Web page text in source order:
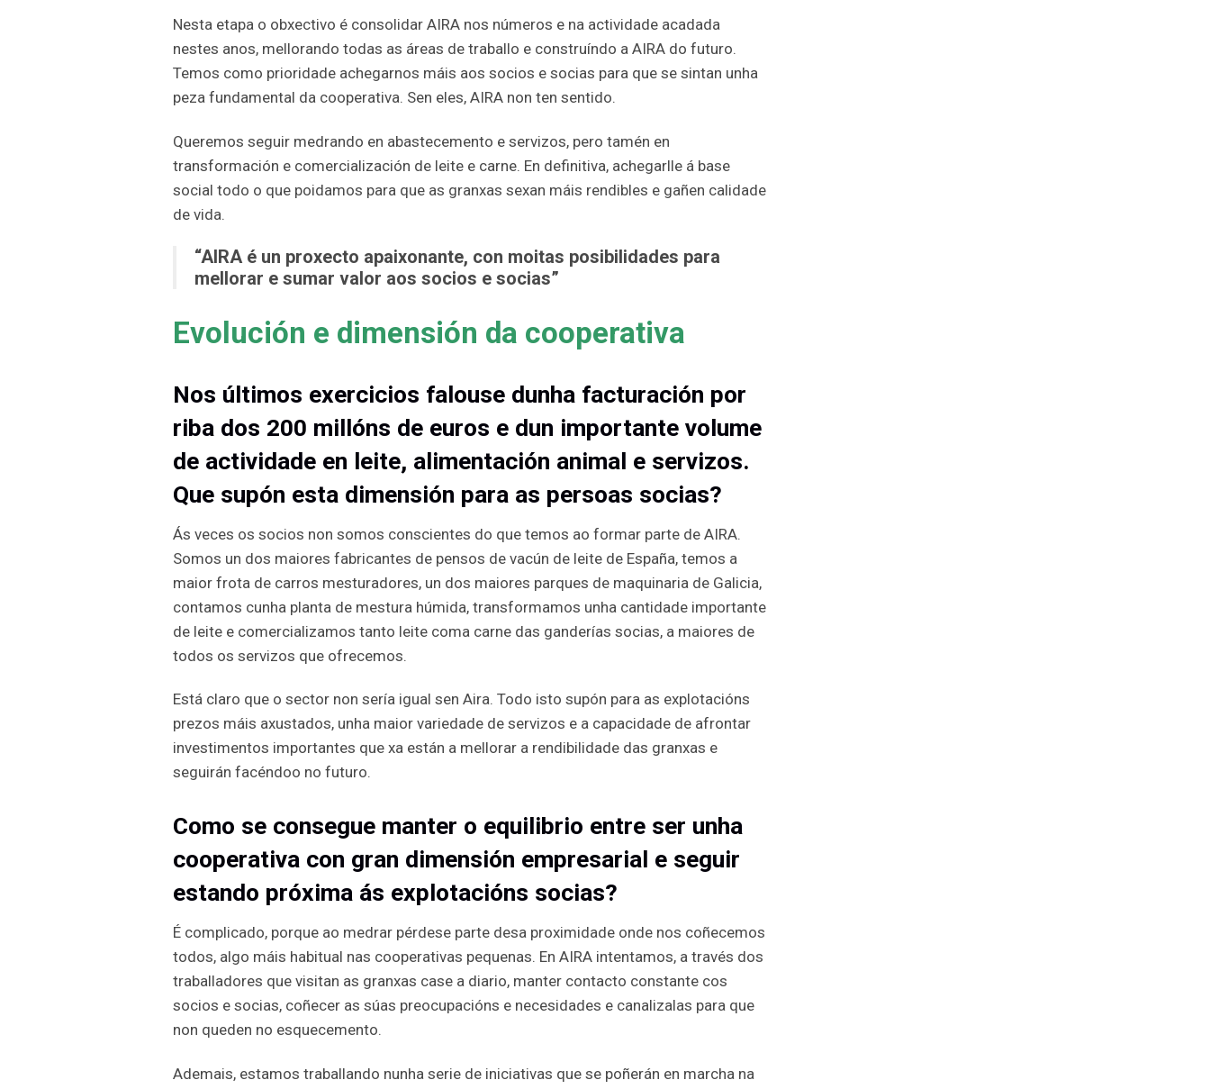
Nesta etapa o obxectivo é consolidar AIRA nos números e na actividade acadada
nestes anos, mellorando todas as áreas de traballo e construíndo a AIRA do futuro.
Temos como prioridade achegarnos máis aos socios e socias para que se sintan unha
peza fundamental da cooperativa. Sen eles, AIRA non ten sentido.
Queremos seguir medrando en abastecemento e servizos, pero tamén en
transformación e comercialización de leite e carne. En definitiva, achegarlle á base
social todo o que poidamos para que as granxas sexan máis rendibles e gañen calidade
de vida.
“AIRA é un proxecto apaixonante, con moitas posibilidades para
mellorar e sumar valor aos socios e socias”
Evolución e dimensión da cooperativa
Nos últimos exercicios falouse dunha facturación por
riba dos 200 millóns de euros e dun importante volume
de actividade en leite, alimentación animal e servizos.
Que supón esta dimensión para as persoas socias?
Ás veces os socios non somos conscientes do que temos ao formar parte de AIRA.
Somos un dos maiores fabricantes de pensos de vacún de leite de España, temos a
maior frota de carros mesturadores, un dos maiores parques de maquinaria de Galicia,
contamos cunha planta de mestura húmida, transformamos unha cantidade importante
de leite e comercializamos tanto leite coma carne das ganderías socias, a maiores de
todos os servizos que ofrecemos.
Está claro que o sector non sería igual sen Aira. Todo isto supón para as explotacións
prezos máis axustados, unha maior variedade de servizos e a capacidade de afrontar
investimentos importantes que xa están a mellorar a rendibilidade das granxas e
seguirán facéndoo no futuro.
Como se consegue manter o equilibrio entre ser unha
cooperativa con gran dimensión empresarial e seguir
estando próxima ás explotacións socias?
É complicado, porque ao medrar pérdese parte desa proximidade onde nos coñecemos
todos, algo máis habitual nas cooperativas pequenas. En AIRA intentamos, a través dos
traballadores que visitan as granxas case a diario, manter contacto constante cos
socios e socias, coñecer as súas preocupacións e necesidades e canalizalas para que
non queden no esquecemento.
Ademais, estamos traballando nunha serie de iniciativas que se poñerán en marcha na